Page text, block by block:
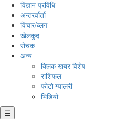
विज्ञान प्रविधि
अन्तरर्वार्ता
विचार/ब्लग
खेलकुद
रोचक
अन्य
क्लिक खबर विशेष
राशिफल
फोटो ग्यालरी
भिडियो
☰